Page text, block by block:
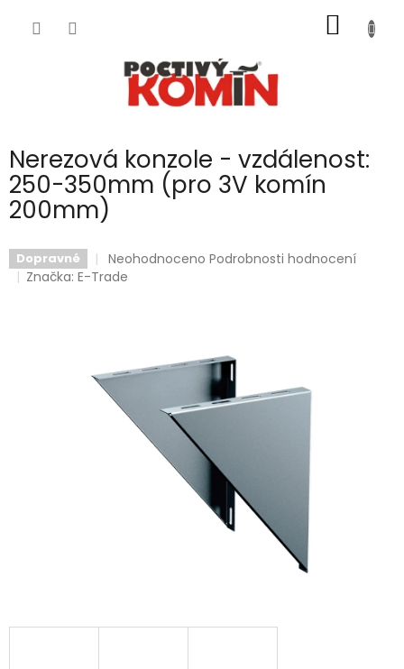
KOŠÍK
Nerezová konzole - vzdálenost:
250-350mm (pro 3V komín
200mm)
Dopravné
Průměrné
hodnocení
hvězdiček.
Neohodnoceno Podrobnosti hodnocení
Značka:E-Trade